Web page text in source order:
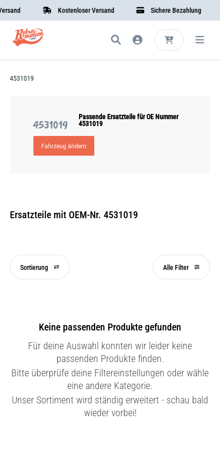
Kostenloser Versand Sichere Bezahlung
4531019
4531019
Passende Ersatzteile für OE Nummer
4531019
Fahrzeug ändern
Ersatzteile mit OEM-Nr. 4531019
Sortierung Alle Filter
Keine passenden Produkte gefunden
Für deine Auswahl konnten wir leider keine
passenden Produkte finden.
Bitte überprüfe deine Filtereinstellungen oder wähle
eine andere Kategorie.
Unser Sortiment wird ständig erweitert - schau bald
wieder vorbei!